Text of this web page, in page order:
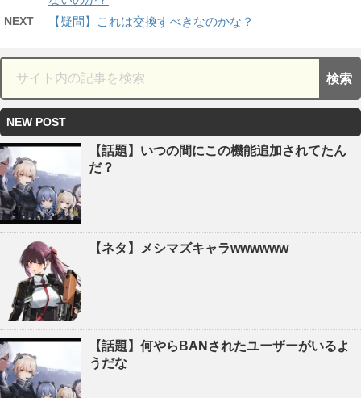
NEXT 【疑問】これは交換すべきなのかな？
NEW POST
【話題】いつの間にこの機能追加されてたん
だ？
【ネタ】メシマズキャラwwwwww
【話題】何やらBANされたユーザーがいるよ
うだな